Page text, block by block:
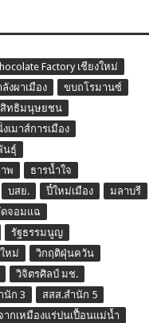
Factory เชียงใหม่
งผาเมือง
ขบถโรมานซ์
ทธิมนุษยชน
เมาส์การเมือง
นธุ์
พ
ธารน้ำใจ
บสย. ปี๋ใหม่เมือง
มลาบรี
ดจอมแฉ
รัฐธรรมนูญ
หม่
วิกฤติฝุ่นควัน
วิจิตรศิลป์ มช.
นัก 3
สสส.สำนัก 5
ากเหมืองแร่ปนเปื้อนแม่น้ำ